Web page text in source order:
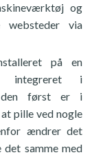
og
via
på en
integreret i
den først er i
pille ved nogle
ændrer det
det samme med